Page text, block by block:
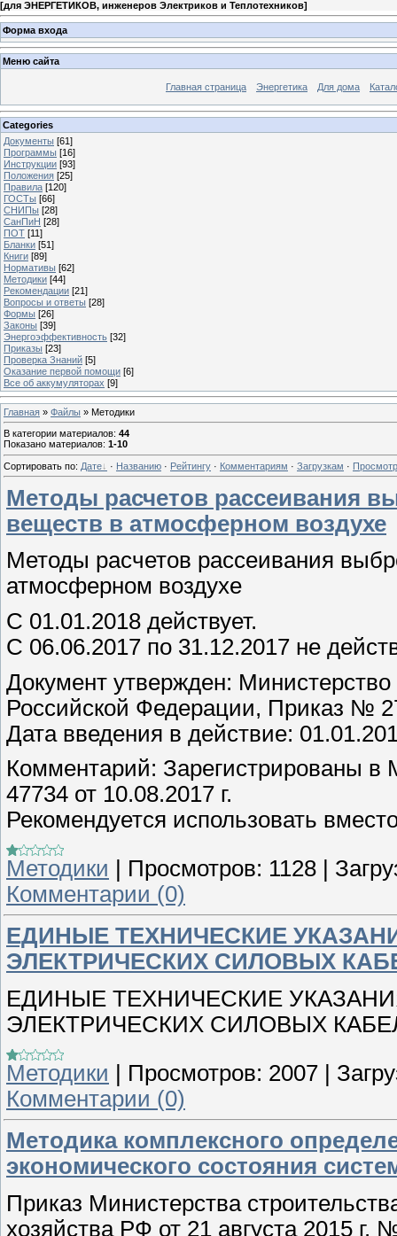
[для ЭНЕРГЕТИКОВ, инженеров Электриков и Теплотехников]
Форма входа
Меню сайта
Главная страница Энергетика Для дома
Categories
Документы [61]
Программы [16]
Инструкции [93]
Положения [25]
Правила [120]
ГОСТы [66]
СНИПы [28]
СанПиН [28]
ПОТ [11]
Бланки [51]
Книги [89]
Нормативы [62]
Методики [44]
Рекомендации [21]
Вопросы и ответы [28]
Формы [26]
Законы [39]
Энергоэффективность [32]
Приказы [23]
Проверка Знаний [5]
Оказание первой помощи [6]
Все об аккумуляторах [9]
Главная » Файлы » Методики
В категории материалов: 44
Показано материалов: 1-10
Сортировать по: Дате · Названию · Рейтингу · Комментариям · Загрузкам ·
Методы расчетов рассеивания
веществ в атмосферном воздухе
Методы расчетов рассеивания
атмосферном воздухе
C 01.01.2018 действует.
C 06.06.2017 по 31.12.2017 не
Документ утвержден:
Российской Федерации, Приказ №
Дата введения в действие:
Комментарий: Зарегистрированы
47734 от 10.08.2017 г.
Рекомендуется использовать
Методики
Просмотров: 1128
Комментарии (0)
ЕДИНЫЕ ТЕХНИЧЕСКИЕ
ЭЛЕКТРИЧЕСКИХ СИЛОВЫХ
ЕДИНЫЕ ТЕХНИЧЕСКИЕ
ЭЛЕКТРИЧЕСКИХ СИЛОВЫХ
Методики | Просмотров: 2007 |
Комментарии (0)
Методика комплексного
экономического состояния
Приказ Министерства
хозяйства РФ от 21 августа 2015 г.